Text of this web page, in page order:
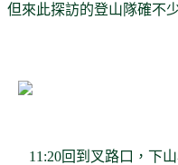
但來此探訪的登山隊確不
11:20回到叉路口，下